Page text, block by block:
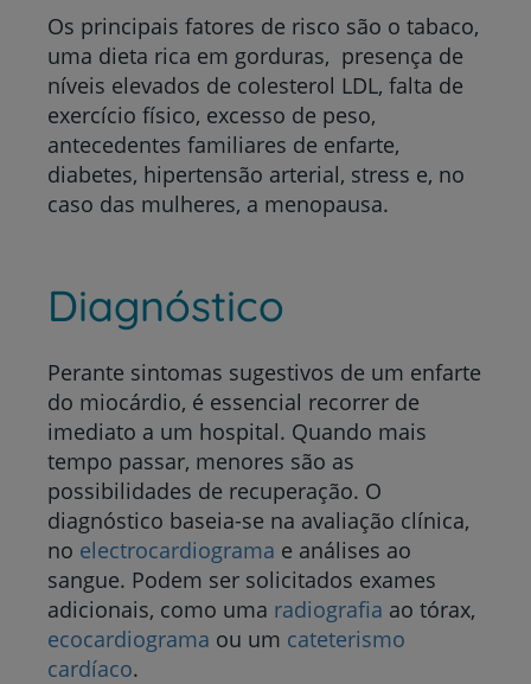
Os principais fatores de risco são o tabaco,
uma dieta rica em gorduras, presença de
níveis elevados de colesterol LDL, falta de
exercício físico, excesso de peso,
antecedentes familiares de enfarte,
diabetes, hipertensão arterial, stress e, no
caso das mulheres, a menopausa.
Diagnóstico
Perante sintomas sugestivos de um enfarte
do miocárdio, é essencial recorrer de
imediato a um hospital. Quando mais
tempo passar, menores são as
possibilidades de recuperação. O
diagnóstico baseia-se na avaliação clínica,
no electrocardiograma e análises ao
sangue. Podem ser solicitados exames
adicionais, como uma radiografia ao tórax,
ecocardiograma ou um cateterismo
cardíaco.